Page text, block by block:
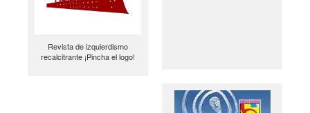
Revista de izquierdismo
recalcitrante ¡Pincha el logo!